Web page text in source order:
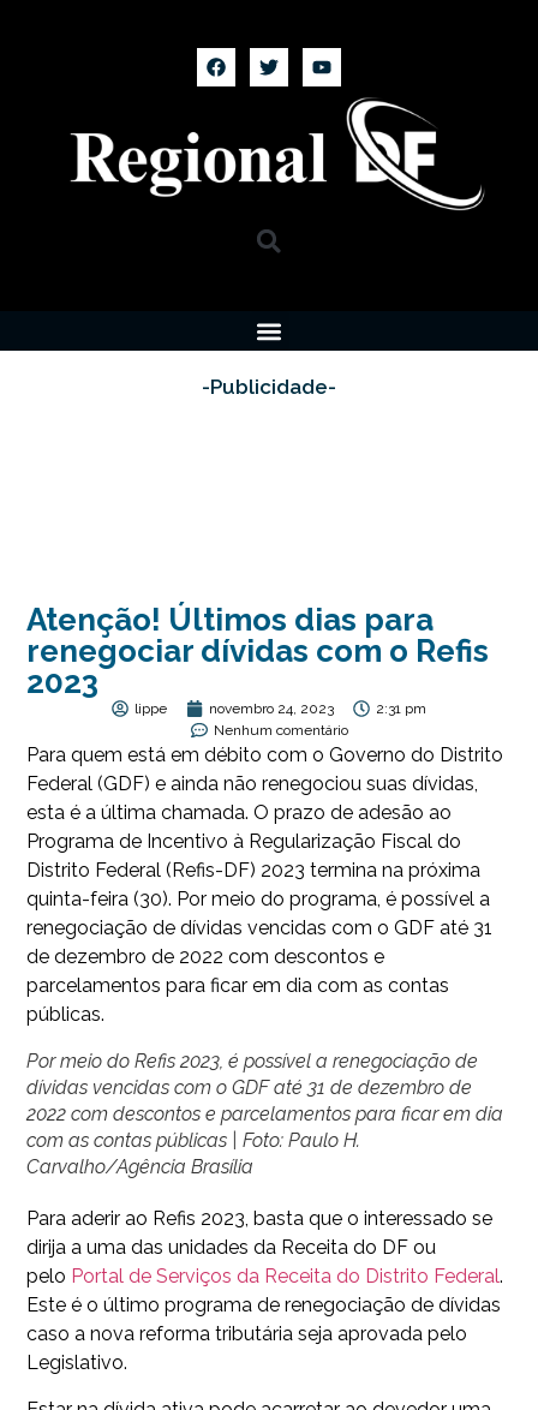
-Publicidade-
Atenção! Últimos dias para
renegociar dívidas com o Refis
2023
lippe novembro 24, 2023
2:31 pm
Nenhum comentário
Para quem está em débito com o Governo do Distrito
Federal (GDF) e ainda não renegociou suas dívidas,
esta é a última chamada. O prazo de adesão ao
Programa de Incentivo à Regularização Fiscal do
Distrito Federal (Refis-DF) 2023 termina na próxima
quinta-feira (30). Por meio do programa, é possível a
renegociação de dívidas vencidas com o GDF até 31
de dezembro de 2022 com descontos e
parcelamentos para ficar em dia com as contas
públicas.
Por meio do Refis 2023, é possível a renegociação de
dívidas vencidas com o GDF até 31 de dezembro de
2022 com descontos e parcelamentos para ficar em dia
com as contas públicas | Foto: Paulo H.
Carvalho/Agência Brasília
Para aderir ao Refis 2023, basta que o interessado se
dirija a uma das unidades da Receita do DF ou
pelo Portal de Serviços da Receita do Distrito Federal.
Este é o último programa de renegociação de dívidas
caso a nova reforma tributária seja aprovada pelo
Legislativo.